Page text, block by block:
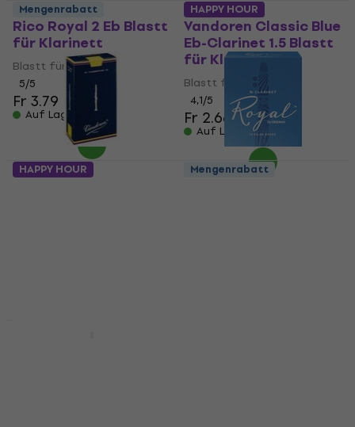
Rico Royal 2 Eb Blastt
für Klarinett
Blastt für Klarinett
5/5
Fr 3.79
Auf Lager
Vandoren Classic Blue
Eb-Clarinet 1.5 Blastt
für Klarinett
Blastt für Klarinett
4,1/5
Fr 2.66Fr 2.78
Auf Lager
Mengenrabatt HAPPY HOUR
HAPPY HOUR Mengenrabatt